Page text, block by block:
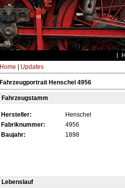
Home Updates
Fahrzeugportrait Henschel 4956
Fahrzeugstamm
Hersteller:
Henschel
Fabriknummer:
4956
Baujahr:
1898
Lebenslauf